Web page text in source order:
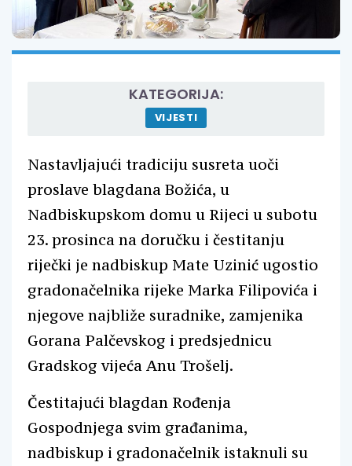
KATEGORIJA:
VIJESTI
Nastavljajući tradiciju susreta uoči
proslave blagdana Božića, u
Nadbiskupskom domu u Rijeci u subotu
23. prosinca na doručku i čestitanju
riječki je nadbiskup Mate Uzinić ugostio
gradonačelnika rijeke Marka Filipovića i
njegove najbliže suradnike, zamjenika
Gorana Palčevskog i predsjednicu
Gradskog vijeća Anu Trošelj.
Čestitajući blagdan Rođenja
Gospodnjega svim građanima,
nadbiskup i gradonačelnik istaknuli su